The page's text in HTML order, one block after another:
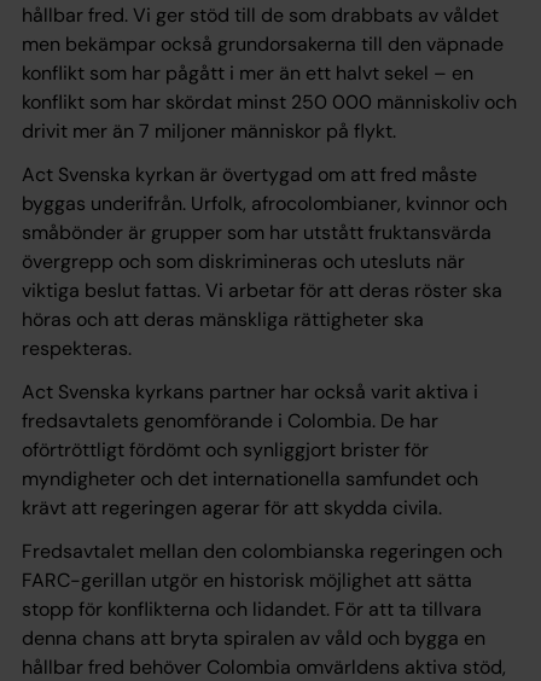
hållbar fred. Vi ger stöd till de som drabbats av våldet
men bekämpar också grundorsakerna till den väpnade
konflikt som har pågått i mer än ett halvt sekel – en
konflikt som har skördat minst 250 000 människoliv och
drivit mer än 7 miljoner människor på flykt.
Act Svenska kyrkan är övertygad om att fred måste
byggas underifrån. Urfolk, afrocolombianer, kvinnor och
småbönder är grupper som har utstått fruktansvärda
övergrepp och som diskrimineras och utesluts när
viktiga beslut fattas. Vi arbetar för att deras röster ska
höras och att deras mänskliga rättigheter ska
respekteras.
Act Svenska kyrkans partner har också varit aktiva i
fredsavtalets genomförande i Colombia. De har
oförtröttligt fördömt och synliggjort brister för
myndigheter och det internationella samfundet och
krävt att regeringen agerar för att skydda civila.
Fredsavtalet mellan den colombianska regeringen och
FARC­-gerillan utgör en historisk möjlighet att sätta
stopp för konflikterna och lidandet. För att ta tillvara
denna chans att bryta spiralen av våld och bygga en
hållbar fred behöver Colombia omvärldens aktiva stöd,